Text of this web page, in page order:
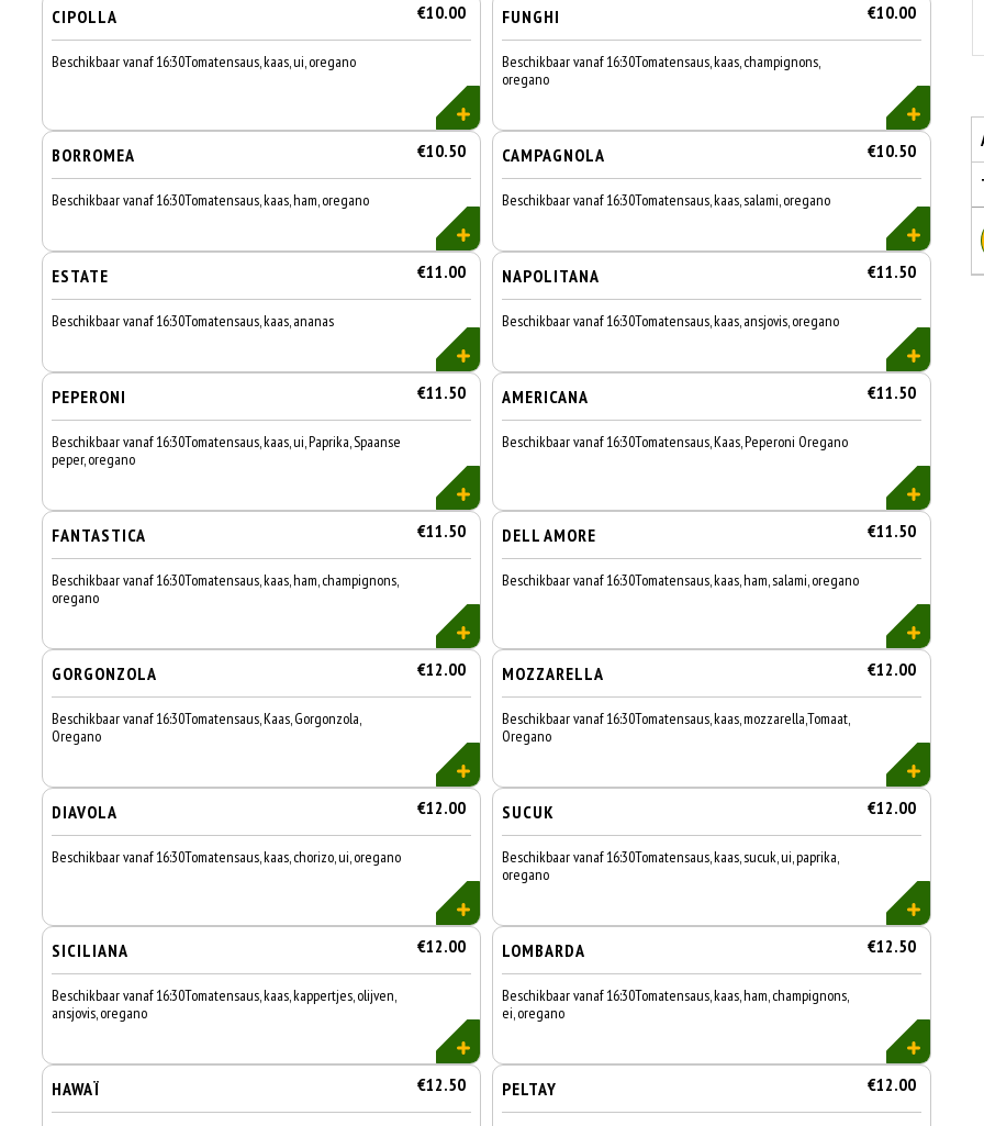
CIPOLLA €10.00
Beschikbaar vanaf 16:30Tomatensaus, kaas, ui, oregano
FUNGHI €10.00
Beschikbaar vanaf 16:30Tomatensaus, kaas, champignons,
oregano
BORROMEA €10.50
Beschikbaar vanaf 16:30Tomatensaus, kaas, ham, oregano
CAMPAGNOLA €10.50
Beschikbaar vanaf 16:30Tomatensaus, kaas, salami, oregano
ESTATE €11.00
Beschikbaar vanaf 16:30Tomatensaus, kaas, ananas
NAPOLITANA €11.50
Beschikbaar vanaf 16:30Tomatensaus, kaas, ansjovis, oregano
PEPERONI €11.50
Beschikbaar vanaf 16:30Tomatensaus, kaas, ui, Paprika, Spaanse
peper, oregano
AMERICANA €11.50
Beschikbaar vanaf 16:30Tomatensaus, Kaas, Peperoni Oregano
FANTASTICA €11.50
Beschikbaar vanaf 16:30Tomatensaus, kaas, ham, champignons,
oregano
DELL AMORE €11.50
Beschikbaar vanaf 16:30Tomatensaus, kaas, ham, salami, oregano
GORGONZOLA €12.00
Beschikbaar vanaf 16:30Tomatensaus, Kaas, Gorgonzola,
Oregano
MOZZARELLA €12.00
Beschikbaar vanaf 16:30Tomatensaus, kaas, mozzarella,Tomaat,
Oregano
DIAVOLA €12.00
Beschikbaar vanaf 16:30Tomatensaus, kaas, chorizo, ui, oregano
SUCUK €12.00
Beschikbaar vanaf 16:30Tomatensaus, kaas, sucuk, ui, paprika,
oregano
SICILIANA €12.00
Beschikbaar vanaf 16:30Tomatensaus, kaas, kappertjes, olijven,
ansjovis, oregano
LOMBARDA €12.50
Beschikbaar vanaf 16:30Tomatensaus, kaas, ham, champignons,
ei, oregano
HAWAÏ €12.50 PELTAY €12.00